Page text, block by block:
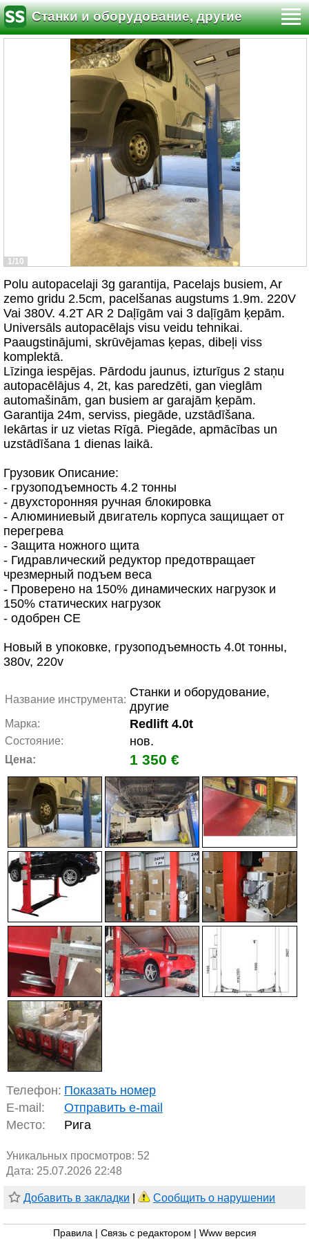
Станки и оборудование, другие
1/10
Polu autopacelaji 3g garantija, Pacelajs busiem, Ar
zemo gridu 2.5cm, pacelšanas augstums 1.9m. 220V
Vai 380V. 4.2T AR 2 Daļīgām vai 3 daļīgām ķepām.
Universāls autopacēlajs visu veidu tehnikai.
Paaugstinājumi, skrūvējamas ķepas, dibeļi viss
komplektā.
Līzinga iespējas. Pārdodu jaunus, izturīgus 2 staņu
autopacēlājus 4, 2t, kas paredzēti, gan vieglām
automašinām, gan busiem ar garajām ķepām.
Garantija 24m, serviss, piegāde, uzstādīšana.
Iekārtas ir uz vietas Rīgā. Piegāde, apmācības un
uzstādīšana 1 dienas laikā.
Грузовик Описание:
- грузоподъемность 4.2 тонны
- двухсторонняя ручная блокировка
- Алюминиевый двигатель корпуса защищает от
перегрева
- Защита ножного щита
- Гидравлический редуктор предотвращает
чрезмерный подъем веса
- Проверено на 150% динамических нагрузок и
150% статических нагрузок
- одобрен CE
Новый в упоковке, грузоподъемность 4.0t тонны,
380v, 220v
Название инструмента:
Станки и оборудование,
другие
Марка: Redlift 4.0t
Состояние: нов.
Цена: 1 350 €
Телефон: Показать номер
E-mail:
Отправить e-mail
Место:
Рига
Уникальных просмотров: 52
Дата: 25.07.2026 22:48
Добавить в закладки Сообщить о нарушении
Правила Связь с редактором Www версия